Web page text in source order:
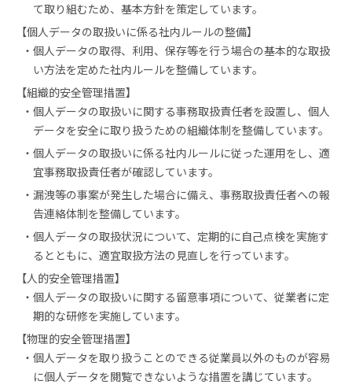
て取り組むため、基本方針を策定しています。
【個人データの取扱いに係る社内ルールの整備】
個人データの取得、利用、保存等を行う場合の基本的な取扱
い方法を定めた社内ルールを整備しています。
【組織的安全管理措置】
個人データの取扱いに関する事務取扱責任者を設置し、個人
データを安全に取り扱うための組織体制を整備しています。
個人データの取扱いに係る社内ルールに従った運用をし、適
宜事務取扱責任者が確認しています。
漏洩等の事案が発生した場合に備え、事務取扱責任者への報
告連絡体制を整備しています。
個人データの取扱状況について、定期的に自己点検を実施す
るとともに、適宜取扱方法の見直しを行っています。
【人的安全管理措置】
個人データの取扱いに関する留意事項について、従業者に定
期的な研修を実施しています。
【物理的安全管理措置】
個人データを取り扱うことのできる従業員以外のものが容易
に個人データを閲覧できないような措置を講じています。